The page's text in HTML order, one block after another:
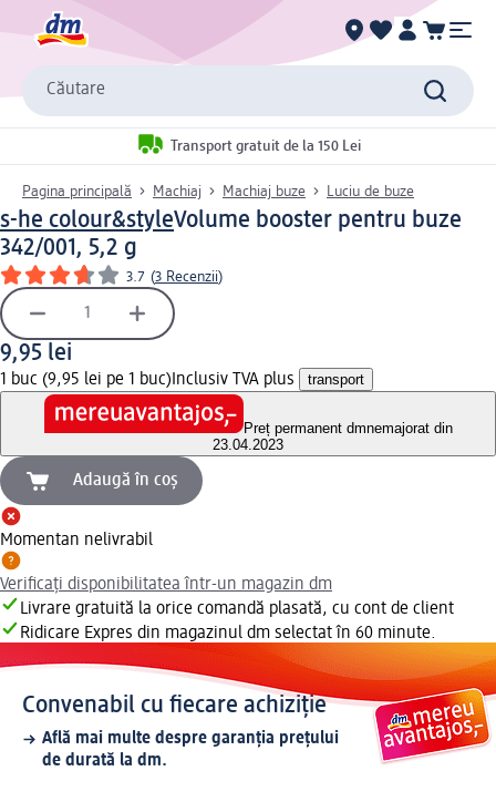
Căutare
Transport gratuit de la 150 Lei
Pagina principală Machiaj Machiaj buze Luciu de buze
s-he colour&styleVolume booster pentru buze
342/001, 5,2 g
3.7 (3 Recenzii)
9,95 lei
1 buc (9,95 lei pe 1 buc) Inclusiv TVA plus transport
Preț permanent dmnemajorat din
23.04.2023
Adaugă în coș
Momentan nelivrabil
Verificați disponibilitatea într-un magazin dm
Livrare gratuită la orice comandă plasată, cu cont de client
Ridicare Expres din magazinul dm selectat în 60 minute.
Convenabil cu fiecare achiziție
Află mai multe despre garanția prețului
de durată la dm.